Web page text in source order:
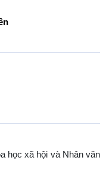
học xã hội và Nhân văn